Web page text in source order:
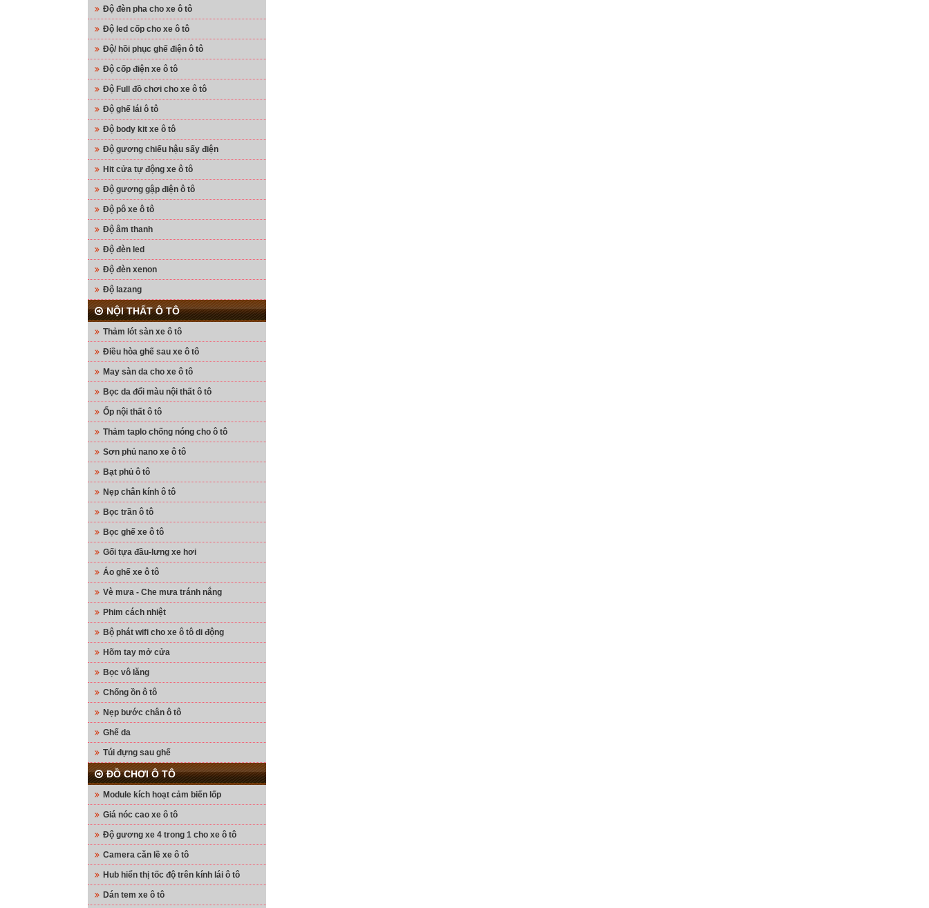
Độ đèn pha cho xe ô tô
Độ led cốp cho xe ô tô
Độ/ hồi phục ghế điện ô tô
Độ cốp điện xe ô tô
Độ Full đồ chơi cho xe ô tô
Độ ghế lái ô tô
Độ body kit xe ô tô
Độ gương chiếu hậu sấy điện
Hit cửa tự động xe ô tô
Độ gương gập điện ô tô
Độ pô xe ô tô
Độ âm thanh
Độ đèn led
Độ đèn xenon
Độ lazang
NỘI THẤT Ô TÔ
Thảm lót sàn xe ô tô
Điều hòa ghế sau xe ô tô
May sàn da cho xe ô tô
Bọc da đổi màu nội thất ô tô
Ốp nội thất ô tô
Thảm taplo chống nóng cho ô tô
Sơn phủ nano xe ô tô
Bạt phủ ô tô
Nẹp chân kính ô tô
Bọc trần ô tô
Bọc ghế xe ô tô
Gối tựa đầu-lưng xe hơi
Áo ghế xe ô tô
Vè mưa - Che mưa tránh nắng
Phim cách nhiệt
Bộ phát wifi cho xe ô tô di động
Hõm tay mở cửa
Bọc vô lăng
Chống ồn ô tô
Nẹp bước chân ô tô
Ghế da
Túi đựng sau ghế
ĐỒ CHƠI Ô TÔ
Module kích hoạt cảm biến lốp
Giá nóc cao xe ô tô
Độ gương xe 4 trong 1 cho xe ô tô
Camera căn lề xe ô tô
Hub hiển thị tốc độ trên kính lái ô tô
Dán tem xe ô tô